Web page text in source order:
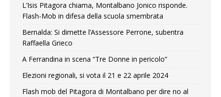
L’Isis Pitagora chiama, Montalbano Jonico risponde.
Flash-Mob in difesa della scuola smembrata
Bernalda: Si dimette l’Assessore Perrone, subentra
Raffaella Grieco
A Ferrandina in scena “Tre Donne in pericolo”
Elezioni regionali, si vota il 21 e 22 aprile 2024
Flash mob del Pitagora di Montalbano per dire no al